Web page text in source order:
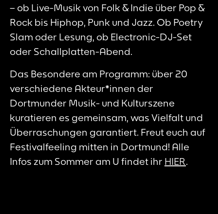
– ob Live-Musik von Folk & Indie über Pop &
Rock bis Hiphop, Punk und Jazz. Ob Poetry
Slam oder Lesung, ob Electronic-DJ-Set
oder Schallplatten-Abend.
Das Besondere am Programm: über 20
verschiedene Akteur*innen der
Dortmunder Musik- und Kulturszene
kuratieren es gemeinsam, was Vielfalt und
Überraschungen garantiert. Freut euch auf
Festivalfeeling mitten in Dortmund! Alle
Infos zum Sommer am U findet ihr HIER.